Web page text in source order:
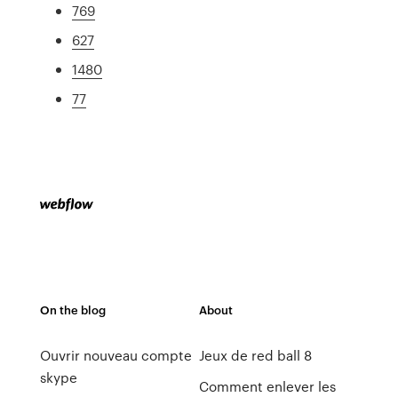
769
627
1480
77
On the blog
Ouvrir nouveau compte
skype
About
Jeux de red ball 8
Comment enlever les